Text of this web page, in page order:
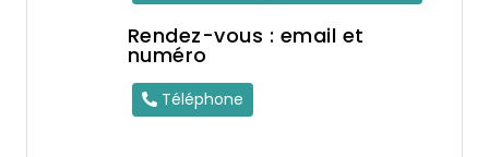
Rendez-vous : email et
numéro
Téléphone